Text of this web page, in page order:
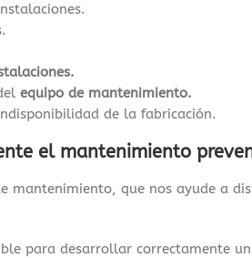
equipo de mantenimiento.
de la fabricación.
el mantenimiento
mantenimiento, que nos ayude a
para desarrollar correctamente un